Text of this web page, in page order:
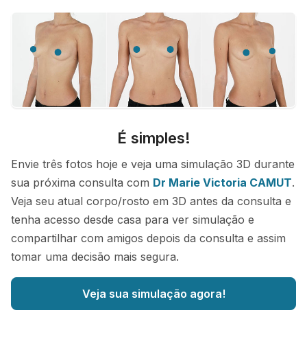
É simples!
Envie três fotos hoje e veja uma simulação 3D durante
sua próxima consulta com Dr Marie Victoria CAMUT.
Veja seu atual corpo/rosto em 3D antes da consulta e
tenha acesso desde casa para ver simulação e
compartilhar com amigos depois da consulta e assim
tomar uma decisão mais segura.
Veja sua simulação agora!